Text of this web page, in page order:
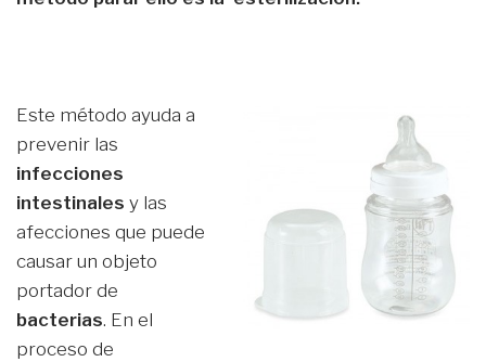
Este método ayuda a
prevenir las
infecciones
intestinales y las
afecciones que puede
causar un objeto
portador de
bacterias. En el
proceso de